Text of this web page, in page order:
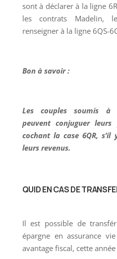
sont à déclarer à la ligne
les contrats Madelin,
renseigner à la ligne 6QS-
Bon à savoir :
Les couples soumis à
peuvent conjuguer
cochant la case 6QR,
leurs revenus.
QUID EN CAS DE
Il est possible de
épargne en assurance
avantage fiscal, cette